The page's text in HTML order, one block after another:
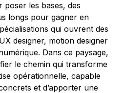
poser les bases, des
longs pour gagner en
qui ouvrent des
designer, motion designer
Dans ce paysage,
le chemin qui transforme
opérationnelle, capable
et d’apporter une